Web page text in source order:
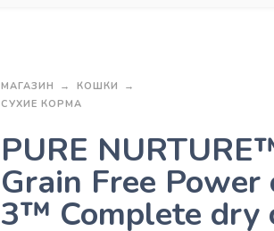
МАГАЗИН
КОШКИ
СУХИЕ КОРМА
PURE
Grain Free Power
3™ Complete dry